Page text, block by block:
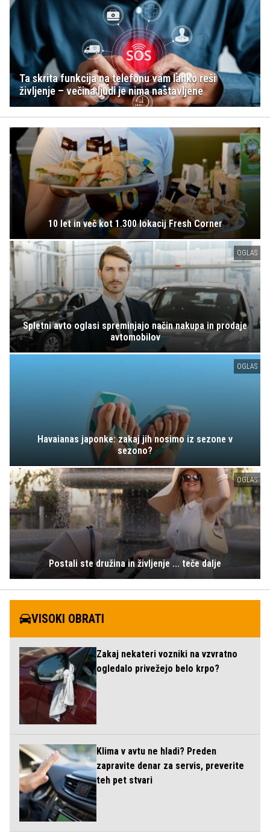
Ta skrita funkcija na telefonu vam lahko reši
življenje – večina ljudi je nima nastavljene
10 let in več kot 1.300 lokacij Fresh Corner
OGLAS
Spletni avto oglasi spreminjajo način nakupa in prodaje
avtomobilov
OGLAS
Havaianas japonke: zakaj jih nosimo iz sezone v
sezono?
OGLAS
Postali ste družina in življenje ... teče dalje
VISOKI OBRATI
Zakaj nekateri vozniki na vzvratno
ogledalo privežejo belo krpo?
Klima v avtu ne hladi? Preden
zapravite denar za servis, preverite
teh pet stvari